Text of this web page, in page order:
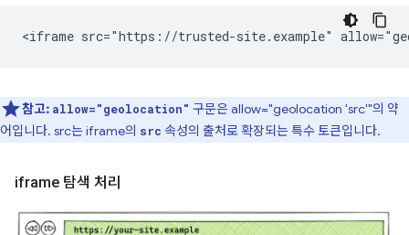
참고: allow="geolocation" 구문은 allow="geolocation 'src'"의 약
어입니다. src는 iframe의 src 속성의 출처로 확장되는 특수 토큰입니다.
iframe 탐색 처리